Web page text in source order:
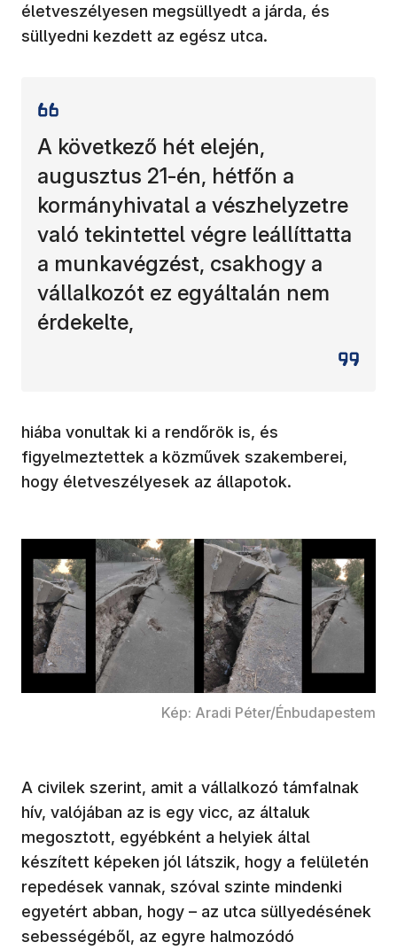
életveszélyesen megsüllyedt a járda, és
süllyedni kezdett az egész utca.
A következő hét elején,
augusztus 21-én, hétfőn a
kormányhivatal a vészhelyzetre
való tekintettel végre leállíttatta
a munkavégzést, csakhogy a
vállalkozót ez egyáltalán nem
érdekelte,
hiába vonultak ki a rendőrök is, és
figyelmeztettek a közművek szakemberei,
hogy életveszélyesek az állapotok.
Kép: Aradi Péter/Énbudapestem
A civilek szerint, amit a vállalkozó támfalnak
hív, valójában az is egy vicc, az általuk
megosztott, egyébként a helyiek által
készített képeken jól látszik, hogy a felületén
repedések vannak, szóval szinte mindenki
egyetért abban, hogy – az utca süllyedésének
sebességéből, az egyre halmozódó